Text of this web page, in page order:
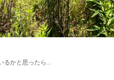
るかと思ったら...